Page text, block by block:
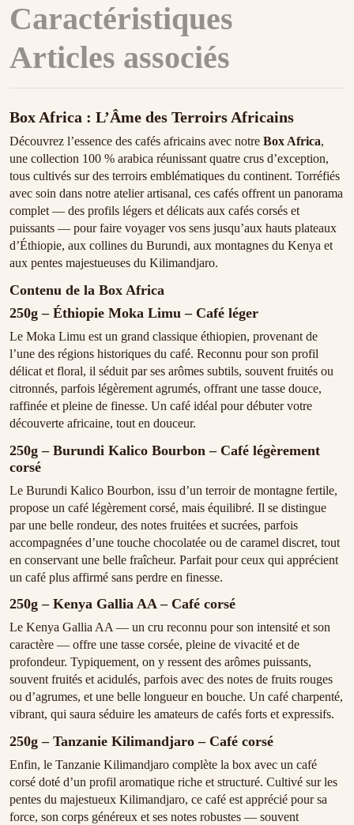
Caractéristiques
Articles associés
Box Africa : L’Âme des Terroirs Africains
Découvrez l’essence des cafés africains avec notre Box Africa,
une collection 100 % arabica réunissant quatre crus d’exception,
tous cultivés sur des terroirs emblématiques du continent. Torréfiés
avec soin dans notre atelier artisanal, ces cafés offrent un panorama
complet — des profils légers et délicats aux cafés corsés et
puissants — pour faire voyager vos sens jusqu’aux hauts plateaux
d’Éthiopie, aux collines du Burundi, aux montagnes du Kenya et
aux pentes majestueuses du Kilimandjaro.
Contenu de la Box Africa
250g – Éthiopie Moka Limu – Café léger
Le Moka Limu est un grand classique éthiopien, provenant de
l’une des régions historiques du café. Reconnu pour son profil
délicat et floral, il séduit par ses arômes subtils, souvent fruités ou
citronnés, parfois légèrement agrumés, offrant une tasse douce,
raffinée et pleine de finesse. Un café idéal pour débuter votre
découverte africaine, tout en douceur.
250g – Burundi Kalico Bourbon – Café légèrement
corsé
Le Burundi Kalico Bourbon, issu d’un terroir de montagne fertile,
propose un café légèrement corsé, mais équilibré. Il se distingue
par une belle rondeur, des notes fruitées et sucrées, parfois
accompagnées d’une touche chocolatée ou de caramel discret, tout
en conservant une belle fraîcheur. Parfait pour ceux qui apprécient
un café plus affirmé sans perdre en finesse.
250g – Kenya Gallia AA – Café corsé
Le Kenya Gallia AA — un cru reconnu pour son intensité et son
caractère — offre une tasse corsée, pleine de vivacité et de
profondeur. Typiquement, on y ressent des arômes puissants,
souvent fruités et acidulés, parfois avec des notes de fruits rouges
ou d’agrumes, et une belle longueur en bouche. Un café charpenté,
vibrant, qui saura séduire les amateurs de cafés forts et expressifs.
250g – Tanzanie Kilimandjaro – Café corsé
Enfin, le Tanzanie Kilimandjaro complète la box avec un café
corsé doté d’un profil aromatique riche et structuré. Cultivé sur les
pentes du majestueux Kilimandjaro, ce café est apprécié pour sa
force, son corps généreux et ses notes robustes — souvent